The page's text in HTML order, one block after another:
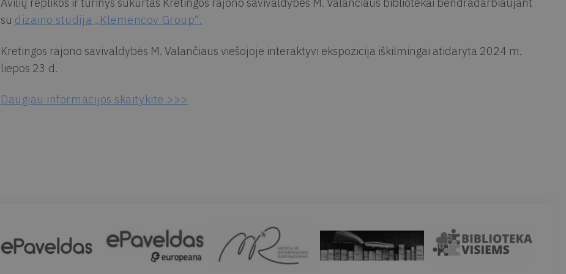
Avilių replikos ir turinys sukurtas Kretingos rajono savivaldybės M. Valančiaus bibliotekai bendradarbiaujant
su dizaino studija „Klemencov Group“.
Kretingos rajono savivaldybės M. Valančiaus viešojoje interaktyvi ekspozicija iškilmingai atidaryta 2024 m.
liepos 23 d.
Daugiau informacijos skaitykite >>>